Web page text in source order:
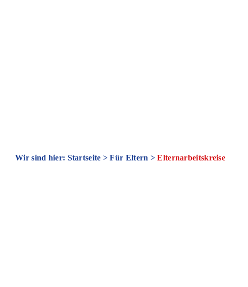
Wir sind hier: Startseite >Für Eltern >Elternarbeitskreise